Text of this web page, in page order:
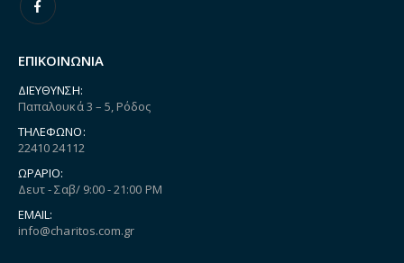
ΕΠΙΚΟΙΝΩΝΙΑ
ΔΙΕΎΘΥΝΣΗ:
Παπαλουκά 3 – 5, Ρόδος
ΤΗΛΈΦΩΝΟ:
22410 24112
ΩΡΆΡΙΟ:
Δευτ - Σαβ/ 9:00 - 21:00 PM
EMAIL:
info@charitos.com.gr